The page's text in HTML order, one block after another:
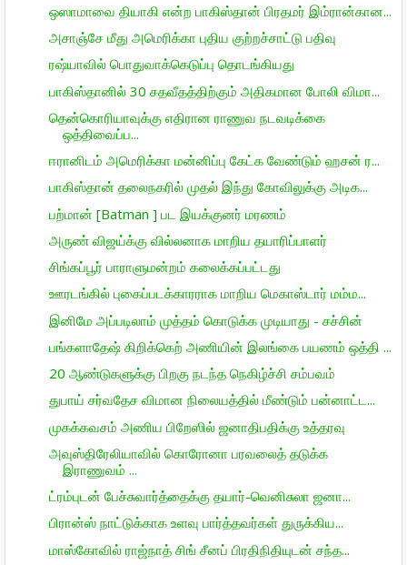
ஒஸாமாவை தியாகி என்ற பாகிஸ்தான் பிரதமர் இம்ரான்கான...
அசாஞ்சே மீது அமெரிக்கா புதிய குற்றச்சாட்டு பதிவு
ரஷ்யாவில் பொதுவாக்கெடுப்பு தொடங்கியது
பாகிஸ்தானில் 30 சதவீதத்திற்கும் அதிகமான போலி விமா...
தென்கொரியாவுக்கு எதிரான ராணுவ நடவடிக்கை
ஒத்திவைப்ப...
ஈரானிடம் அமெரிக்கா மன்னிப்பு கேட்க வேண்டும் ஹசன் ர...
பாகிஸ்தான் தலைநகரில் முதல் இந்து கோவிலுக்கு அடிக...
பற்மான் [Batman ] பட இயக்குனர் மரணம்
அருண் விஜய்க்கு வில்லனாக மாறிய தயாரிப்பாளர்
சிங்கப்பூர் பாராளுமன்றம் கலைக்கப்பட்டது
ஊரடங்கில் புகைப்படக்காரராக மாறிய மெகாஸ்டார் மம்ம...
இனிமே அப்படிலாம் முத்தம் கொடுக்க முடியாது - சச்சின்
பங்களாதேஷ் கிறிக்கெற் அணியின் இலங்கை பயணம் ஒத்தி ...
20 ஆண்டுகளுக்கு பிறகு நடந்த நெகிழ்ச்சி சம்பவம்
துபாய் சர்வதேச விமான நிலையத்தில் மீண்டும் பன்னாட்ட...
முகக்கவசம் அணிய பிறேஸில் ஜனாதிபதிக்கு உத்தரவு
அவுஸ்திரேலியாவில் கொரோனா பரவலைத் தடுக்க
இராணுவம் ...
ட்ரம்புடன் பேச்சுவார்த்தைக்கு தயார்-வெனிசுலா ஜனா...
பிரான்ஸ் நாட்டுக்காக உளவு பார்த்தவர்கள் துருக்கிய...
மாஸ்கோவில் ராஜ்நாத் சிங் சீனப் பிரதிநிதியுடன் சந்த...